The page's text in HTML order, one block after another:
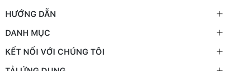
HƯỚNG DẪN
DANH MỤC
KẾT NỐI VỚI CHÚNG TÔI